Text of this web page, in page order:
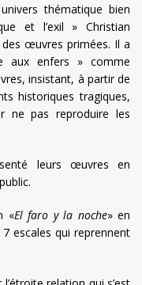
thématique bien
et l’exil » Christian
œuvres primées. Il a
aux enfers » comme
insistant, à partir de
historiques tragiques,
ne pas reproduire les
leurs œuvres en
«El faro y la noche» en
7 escales qui reprennent